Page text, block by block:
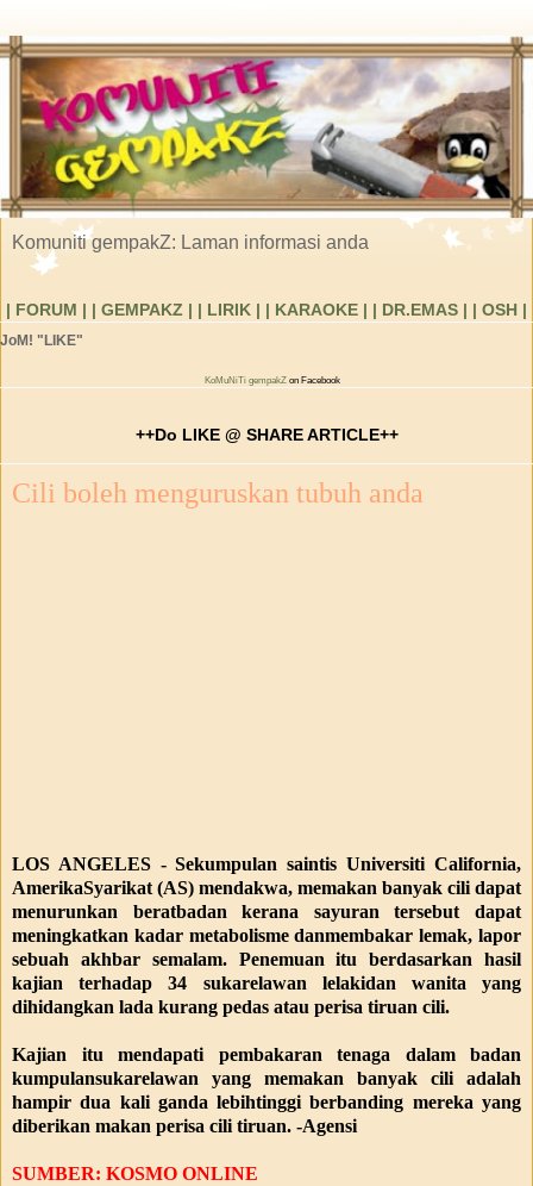
Komuniti gempakZ: Laman informasi anda
| FORUM | | GEMPAKZ | | LIRIK | | KARAOKE | | DR.EMAS | | OSH |
JoM! "LIKE"
KoMuNiTi gempakZ on Facebook
++Do LIKE @ SHARE ARTICLE++
Cili boleh menguruskan tubuh anda
LOS ANGELES - Sekumpulan saintis Universiti California,
AmerikaSyarikat (AS) mendakwa, memakan banyak cili dapat
menurunkan beratbadan kerana sayuran tersebut dapat
meningkatkan kadar metabolisme danmembakar lemak, lapor
sebuah akhbar semalam. Penemuan itu berdasarkan hasil
kajian terhadap 34 sukarelawan lelakidan wanita yang
dihidangkan lada kurang pedas atau perisa tiruan cili.
Kajian itu mendapati pembakaran tenaga dalam badan
kumpulansukarelawan yang memakan banyak cili adalah
hampir dua kali ganda lebihtinggi berbanding mereka yang
diberikan makan perisa cili tiruan. -Agensi
SUMBER: KOSMO ONLINE